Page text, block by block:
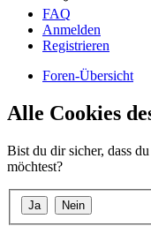
FAQ
Anmelden
Registrieren
Foren-Übersicht
Alle Cookies
Bist du dir sicher, dass
möchtest?